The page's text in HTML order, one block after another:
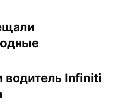
водитель Infiniti